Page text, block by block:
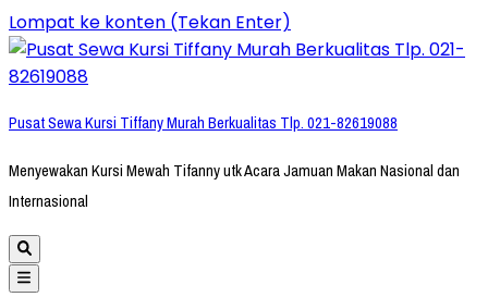
Lompat ke konten (Tekan Enter)
Pusat Sewa Kursi Tiffany Murah Berkualitas Tlp. 021-82619088
Menyewakan Kursi Mewah Tifanny utk Acara Jamuan Makan Nasional dan
Internasional